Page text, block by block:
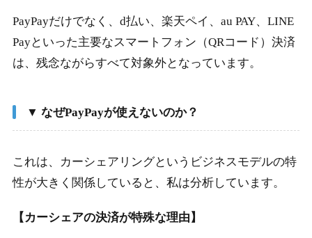
PayPayだけでなく、d払い、楽天ペイ、au PAY、LINE
Payといった主要なスマートフォン（QRコード）決済
は、残念ながらすべて対象外となっています。
▼ なぜPayPayが使えないのか？
これは、カーシェアリングというビジネスモデルの特
性が大きく関係していると、私は分析しています。
【カーシェアの決済が特殊な理由】